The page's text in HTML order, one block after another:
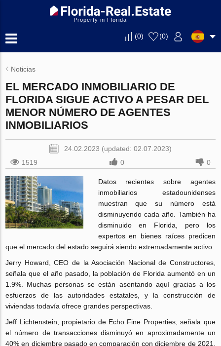
Property in Florida
(0) (0)
Noticias
EL MERCADO INMOBILIARIO DE
FLORIDA SIGUE ACTIVO A PESAR DEL
MENOR NÚMERO DE AGENTES
INMOBILIARIOS
24.02.2023 (updated: 02.07.2023)
1519
0 0
Datos recientes sobre agentes
inmobiliarios estadounidenses
muestran que su número está
disminuyendo cada año. También ha
disminuido en Florida, pero los
expertos en bienes raíces predicen
que el mercado del estado seguirá siendo extremadamente activo.
Jerry Howard, CEO de la Asociación Nacional de Constructores,
señala que el año pasado, la población de Florida aumentó en un
1.9%. Muchas personas se están asentando aquí gracias a los
esfuerzos de las autoridades estatales, y la construcción de
viviendas todavía ofrece grandes perspectivas.
Jeff Lichtenstein, propietario de Echo Fine Properties, señala que
el número de transacciones disminuyó en aproximadamente un
40% en diciembre pasado en comparación con diciembre de 2021.